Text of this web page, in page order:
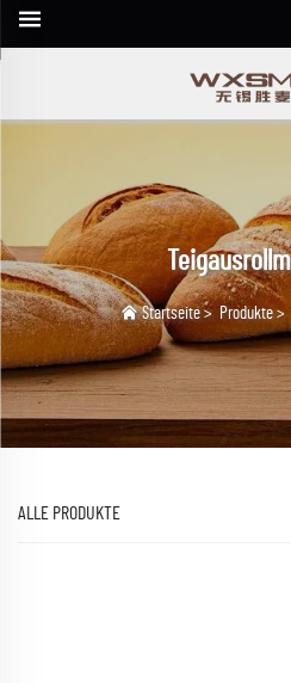
Startseite> Produkte>
ALLE PRODUKTE